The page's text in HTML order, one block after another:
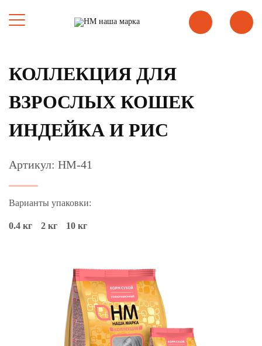
КОЛЛЕКЦИЯ ДЛЯ
ВЗРОСЛЫХ КОШЕК
ИНДЕЙКА И РИС
Артикул: НМ-41
Варианты упаковки:
0.4 кг 2 кг 10 кг